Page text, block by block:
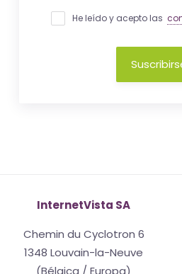
He leído y acepto las
InternetVista SA
Chemin du Cyclotron 6
1348 Louvain-la-Neuve
(Bélgica / Europa)